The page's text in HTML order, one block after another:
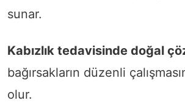
sunar.
Kabızlık tedavisinde doğal
bağırsakların düzenli
olur.